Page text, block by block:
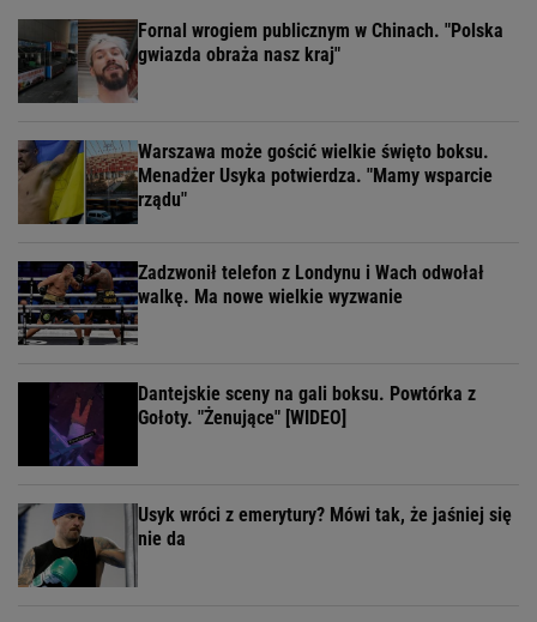
Fornal wrogiem publicznym w Chinach. "Polska
gwiazda obraża nasz kraj"
Warszawa może gościć wielkie święto boksu.
Menadżer Usyka potwierdza. "Mamy wsparcie
rządu"
Zadzwonił telefon z Londynu i Wach odwołał
walkę. Ma nowe wielkie wyzwanie
Dantejskie sceny na gali boksu. Powtórka z
Gołoty. "Żenujące" [WIDEO]
Usyk wróci z emerytury? Mówi tak, że jaśniej się
nie da